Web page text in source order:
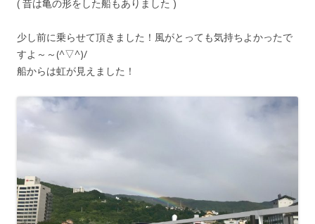
( 昔は亀の形をした船もありました )
少し前に乗らせて頂きました！風がとっても気持ちよかったで
すよ～～(^▽^)/
船からは虹が見えました！